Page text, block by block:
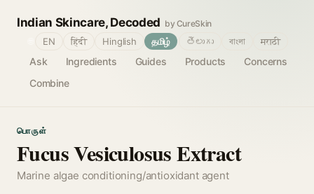
Indian Skincare, Decoded by CureSkin
Ask Ingredients Guides Products
Concerns
Combine
EN हिंदी Hinglish தமிழ் తెలుగు বাংলা मराठी
பொருள்
Fucus Vesiculosus Extract
Marine algae conditioning/antioxidant agent